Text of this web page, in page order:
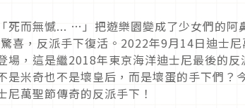
死而無憾... …」把遊樂園變成了少女們的阿
喜，反派手下復活。2022年9月14日迪士
場，這是繼2018年東京海洋迪士尼最後的反
是米奇也不是壞皇后，而是壞蛋的手下們？
萬聖節傳奇的反派手下！